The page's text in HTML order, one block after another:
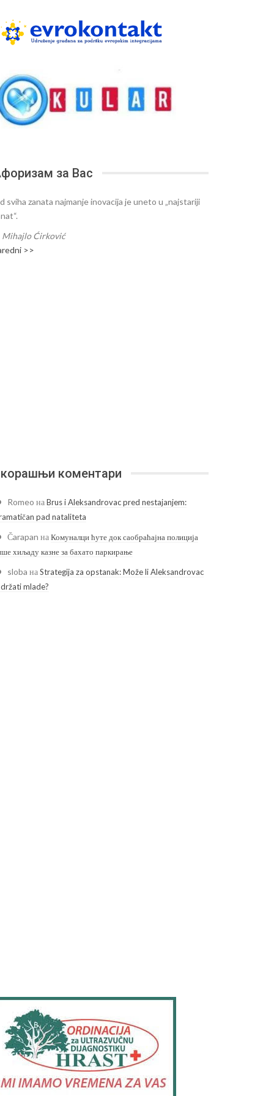
за Вас
sviha zanata najmanje inovacija je uneto u „najstariji
Mihajlo Ćirković
>>
коментари
Romeo наBrus i Aleksandrovac pred nestajanjem:
pad nataliteta
Čarapan наКомуналци ћуте док саобраћајна полиција
хиљаду казне за бахато паркирање
sloba наStrategija za opstanak: Može li Aleksandrovac
mlade?